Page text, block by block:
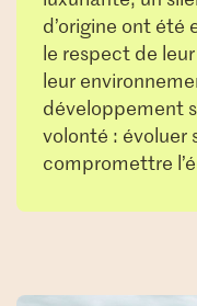
d’origine ont
le respect de
leur
développement
volonté : évoluer
compromettre